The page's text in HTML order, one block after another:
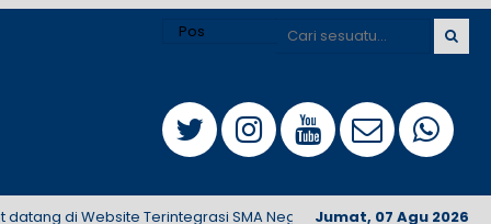
Jumat, 07 Agu 2026
di Website Terintegrasi SMA Negeri 1 Singosari